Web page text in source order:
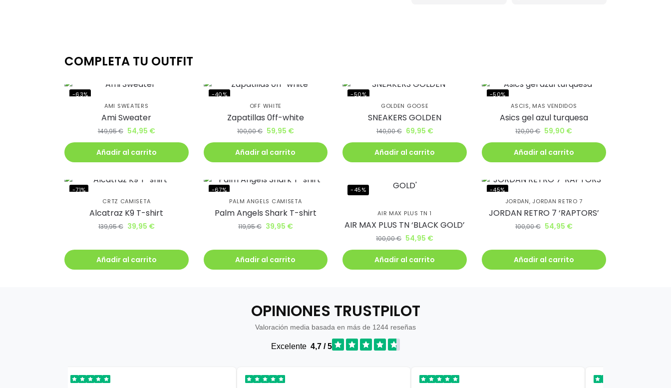
COMPLETA TU OUTFIT
-63%
AMI SWEATERS
Ami Sweater
149,95€ 54,95 €
Añadir al carrito
-40%
OFF WHITE
Zapatillas 0ff-white
100,00€ 59,95 €
Añadir al carrito
-50%
GOLDEN GOOSE
SNEAKERS GOLDEN
140,00€ 69,95 €
Añadir al carrito
-50%
ASCIS, MAS VENDIDOS
Asics gel azul turquesa
120,00€ 59,90 €
Añadir al carrito
-71%
CRTZ CAMISETA
Alcatraz K9 T-shirt
139,95€ 39,95 €
Añadir al carrito
-67%
PALM ANGELS CAMISETA
Palm Angels Shark T-shirt
119,95€ 39,95 €
Añadir al carrito
-45%
AIR MAX PLUS TN 1
AIR MAX PLUS TN ‘BLACK GOLD’
100,00€ 54,95 €
Añadir al carrito
-45%
JORDAN, JORDAN RETRO 7
JORDAN RETRO 7 ‘RAPTORS’
100,00€ 54,95 €
Añadir al carrito
OPINIONES TRUSTPILOT
Valoración media basada en más de 1244 reseñas
Excelente 4,7 / 5
al club BJ Kicks y
llévate un 5% de
descuento.
antes que nadie
Quiero mi descuento